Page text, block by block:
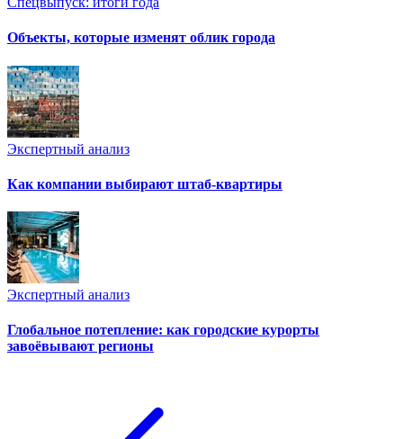
Объекты, которые изменят облик города
Экспертный анализ
Как компании выбирают штаб-квартиры
Экспертный анализ
Глобальное потепление: как городские курорты
завоёвывают регионы